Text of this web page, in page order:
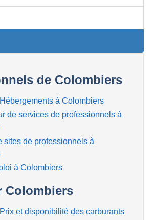
de Colombiers
Hébergements à Colombiers
de services de professionnels à
sites de professionnels à
à Colombiers
Colombiers
Prix et disponibilité des carburants